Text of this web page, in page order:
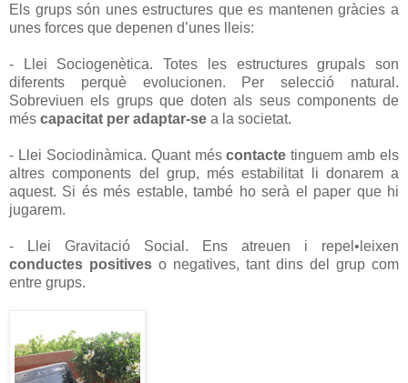
Els grups són unes estructures que es mantenen gràcies a
unes forces que depenen d’unes lleis:
- Llei Sociogenètica. Totes les estructures grupals son
diferents perquè evolucionen. Per selecció natural.
Sobreviuen els grups que doten als seus components de
més capacitat per adaptar-se a la societat.
- Llei Sociodinàmica. Quant méscontacte tinguem amb els
altres components del grup, més estabilitat li donarem a
aquest. Si és més estable, també ho serà el paper que hi
jugarem.
- Llei Gravitació Social. Ens atreuen i repel•leixen
conductes positives o negatives, tant dins del grup com
entre grups.